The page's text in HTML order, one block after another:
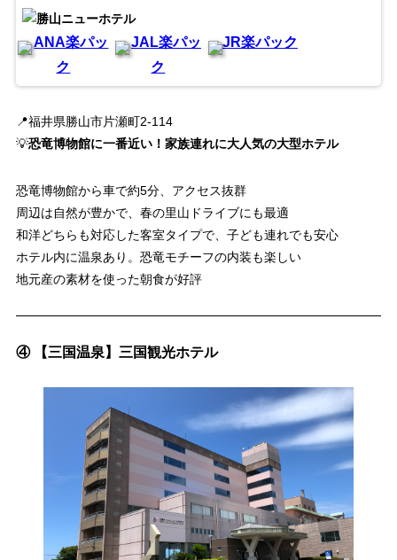
ANA楽パッ
ク
JAL楽パッ
ク
JR楽パック
📍福井県勝山市片瀬町2-114
💡恐竜博物館に一番近い！家族連れに大人気の大型ホテル
恐竜博物館から車で約5分、アクセス抜群
周辺は自然が豊かで、春の里山ドライブにも最適
和洋どちらも対応した客室タイプで、子ども連れでも安心
ホテル内に温泉あり。恐竜モチーフの内装も楽しい
地元産の素材を使った朝食が好評
④ 【三国温泉】三国観光ホテル